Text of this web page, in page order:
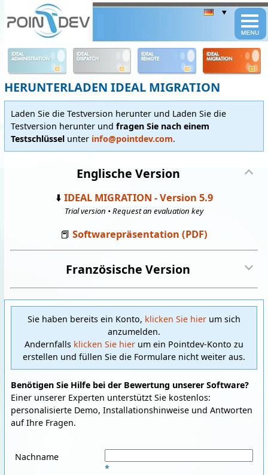
IDEAL
ADMINISTRATION
IDEAL
DISPATCH
IDEAL
REMOTE
IDEAL
MIGRATION
HERUNTERLADEN IDEAL MIGRATION
Laden Sie die Testversion herunter und Laden Sie die
Testversion herunter und fragen Sie nach einem
Testschlüssel unter info@pointdev.com.
Englische Version
⬇️ IDEAL MIGRATION - Version 5.9
Trial version • Request an evaluation key
📕 Softwarepräsentation (PDF)
Französische Version
Sie haben bereits ein Konto, klicken Sie hier um sich
anzumelden.
Andernfalls klicken Sie hier um ein Pointdev-Konto zu
erstellen und füllen Sie die Formulare nicht weiter aus.
Benötigen Sie Hilfe bei der Bewertung unserer Software?
Einer unserer Experten unterstützt Sie kostenlos:
personalisierte Demo, Installationshinweise und Antworten
auf Ihre Fragen.
Nachname
*
Panneau de gestion des cookies